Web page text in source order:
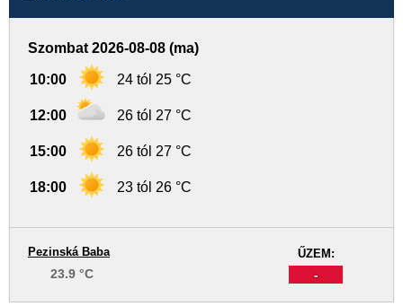
Szombat 2026-08-08 (ma)
10:00 24 tól 25 °C
12:00 26 tól 27 °C
15:00 26 tól 27 °C
18:00 23 tól 26 °C
ŰZEM:
-
Pezinská Baba
23.9 °C